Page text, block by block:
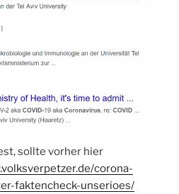
sollte vorher hier
corona-
faktencheck-unserioes/